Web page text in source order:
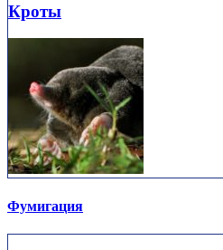
Кроты
Фумигация